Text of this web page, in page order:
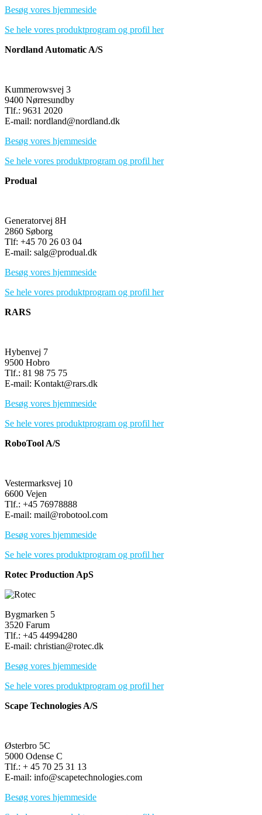
Besøg vores hjemmeside
Se hele vores produktprogram og profil her
Nordland Automatic A/S
Kummerowsvej 3
9400 Nørresundby
Tlf.: 9631 2020
E-mail: nordland@nordland.dk
Besøg vores hjemmeside
Se hele vores produktprogram og profil her
Produal
Generatorvej 8H
2860 Søborg
Tlf: +45 70 26 03 04
E-mail: salg@produal.dk
Besøg vores hjemmeside
Se hele vores produktprogram og profil her
RARS
Hybenvej 7
9500 Hobro
Tlf.: 81 98 75 75
E-mail: Kontakt@rars.dk
Besøg vores hjemmeside
Se hele vores produktprogram og profil her
RoboTool A/S
Vestermarksvej 10
6600 Vejen
Tlf.: +45 76978888
E-mail: mail@robotool.com
Besøg vores hjemmeside
Se hele vores produktprogram og profil her
Rotec Production ApS
Bygmarken 5
3520 Farum
Tlf.: +45 44994280
E-mail: christian@rotec.dk
Besøg vores hjemmeside
Se hele vores produktprogram og profil her
Scape Technologies A/S
Østerbro 5C
5000 Odense C
Tlf.: + 45 70 25 31 13
E-mail: info@scapetechnologies.com
Besøg vores hjemmeside